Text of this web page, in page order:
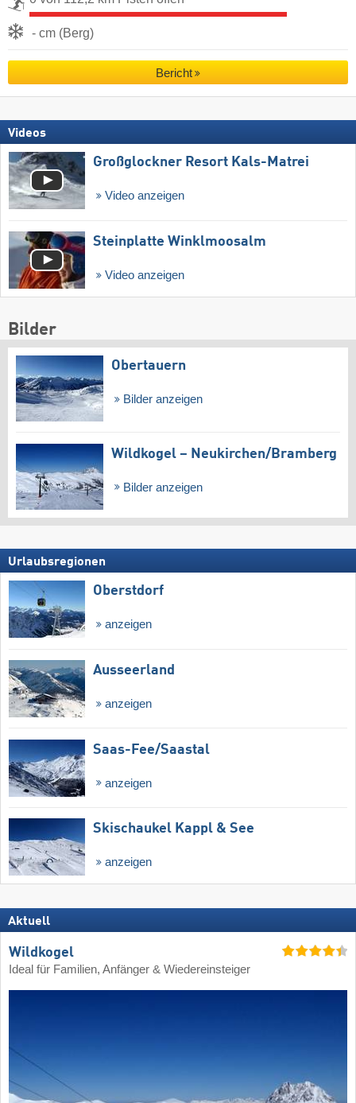
- cm (Berg)
Bericht
Videos
Großglockner Resort Kals-Matrei
Video anzeigen
Steinplatte Winklmoosalm
Video anzeigen
Bilder
Obertauern
Bilder anzeigen
Wildkogel – Neukirchen/​Bramberg
Bilder anzeigen
Urlaubsregionen
Oberstdorf
anzeigen
Ausseerland
anzeigen
Saas-Fee/​Saastal
anzeigen
Skischaukel Kappl & See
anzeigen
Aktuell
Wildkogel
Ideal für Familien, Anfänger & Wiedereinsteiger